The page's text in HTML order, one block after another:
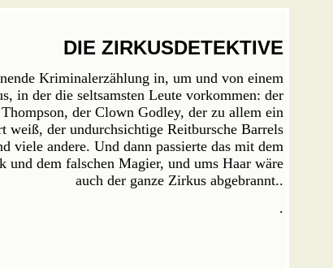
DIE ZIRKUSDETEKTIVE
Kriminalerzählung in, um und von einem
in der die seltsamsten Leute vorkommen: der
der Clown Godley, der zu allem ein
weiß, der undurchsichtige Reitbursche Barrels
viele andere. Und dann passierte das mit dem
und dem falschen Magier, und ums Haar wäre
auch der ganze Zirkus abgebrannt..
.